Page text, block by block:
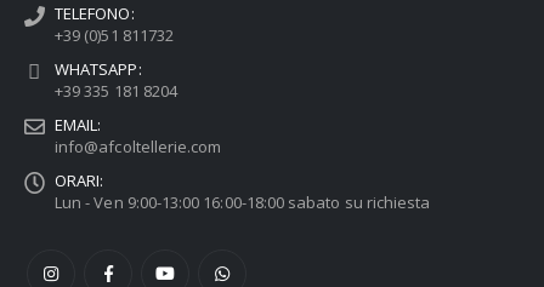
TELEFONO:
+39 (0)51 811732
WHATSAPP:
+39 335 181 8204
EMAIL:
info@afcoltellerie.com
ORARI:
Lun - Ven 9:00-13:00 16:00-18:00 sabato su richiesta